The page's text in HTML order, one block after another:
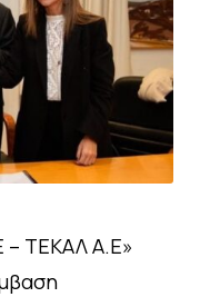
ΤΕΚΑΛ Α.Ε»